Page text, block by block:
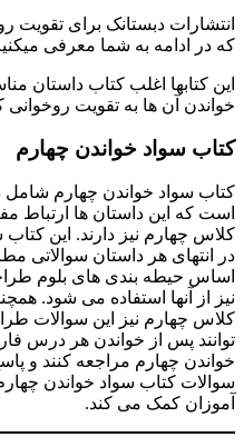
که در ادامه به شما معرفی
این کتابها اغلب کتاب داستان
خواندن آن ها به تقویت
کتاب سواد خواندن چهارم
کتاب سواد خواندن چهارم شامل
است که این داستان ها ارتباط
در انتهای هر داستان سوالاتی
اساس حیطه بندی های بلوم
نیز از آنها استفاده می شود.
کلاس چهارم نیز این سوالات
توانند پس از خواندن هر درس
خواندن چهارم مراجعه کنند و
سوالات کتاب سواد خواندن
آموزان کمک می کند.